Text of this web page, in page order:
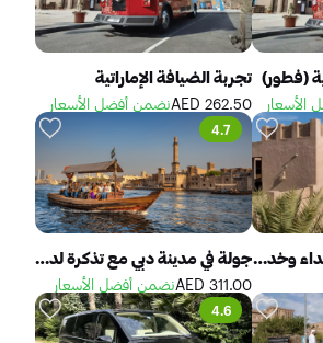
(فطور) تجربة الضيافة الإماراتية
262.50 AED نضمن أفضل الأسعار
جولة قصة دبي مع الغداء وخدمة النقل المشتركة
4.7
جولة في مدينة دبي مع تذكرة لدخول المسجد الأزرق وبرج خليفة
311.00 AED نضمن أفضل الأسعار
4.6